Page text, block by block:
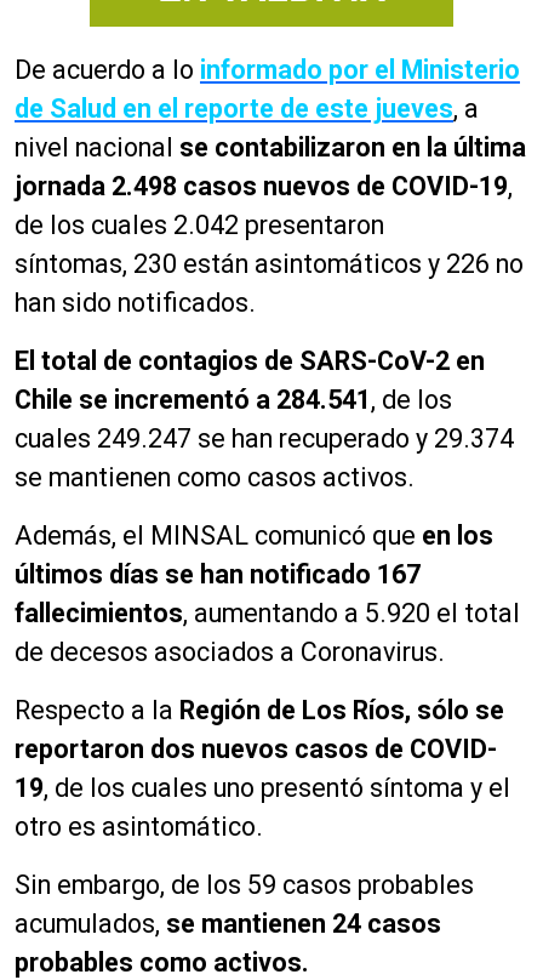
De acuerdo a lo informado por el Ministerio
de Salud en el reporte de este jueves, a
nivel nacional se contabilizaron en la última
jornada 2.498 casos nuevos de COVID-19,
de los cuales 2.042 presentaron
síntomas, 230 están asintomáticos y 226 no
han sido notificados.
El total de contagios de SARS-CoV-2 en
Chile se incrementó a 284.541 , de los
cuales 249.247 se han recuperado y 29.374
se mantienen como casos activos.
Además, el MINSAL comunicó que en los
últimos días se han notificado 167
fallecimientos, aumentando a 5.920 el total
de decesos asociados a Coronavirus.
Respecto a la Región de Los Ríos, sólo se
reportaron dos nuevos casos de COVID-
19, de los cuales uno presentó síntoma y el
otro es asintomático.
Sin embargo, de los 59 casos probables
acumulados, se mantienen 24 casos
probables como activos.